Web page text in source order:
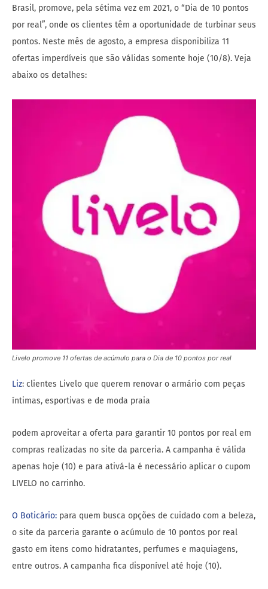
Brasil, promove, pela sétima vez em 2021, o “Dia de 10 pontos
por real”, onde os clientes têm a oportunidade de turbinar seus
pontos. Neste mês de agosto, a empresa disponibiliza 11
ofertas imperdíveis que são válidas somente hoje (10/8). Veja
abaixo os detalhes:
Livelo promove 11 ofertas de acúmulo para o Dia de 10 pontos por real
Liz: clientes Livelo que querem renovar o armário com peças
íntimas, esportivas e de moda praia
podem aproveitar a oferta para garantir 10 pontos por real em
compras realizadas no site da parceria. A campanha é válida
apenas hoje (10) e para ativá-la é necessário aplicar o cupom
LIVELO no carrinho.
O Boticário: para quem busca opções de cuidado com a beleza,
o site da parceria garante o acúmulo de 10 pontos por real
gasto em itens como hidratantes, perfumes e maquiagens,
entre outros. A campanha fica disponível até hoje (10).